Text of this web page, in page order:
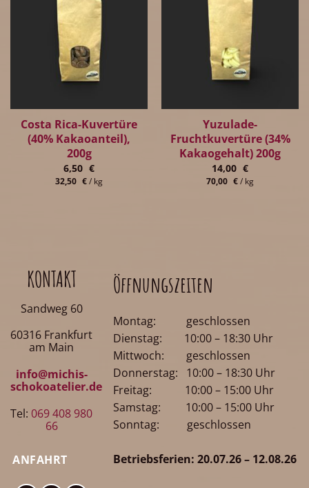
Costa Rica-Kuvertüre
(40% Kakaoanteil),
200g
6,50 €
32,50 €/ kg
Yuzulade-
Fruchtkuvertüre (34%
Kakaogehalt) 200g
14,00 €
70,00 €/ kg
KONTAKT
Sandweg 60
60316 Frankfurt
am Main
info@michis-
schokoatelier.de
Tel:069 408 980
66
ANFAHRT
Öffnungszeiten
Montag: geschlossen
Dienstag: 10:00 – 18:30 Uhr
Mittwoch: geschlossen
Donnerstag: 10:00 – 18:30 Uhr
Freitag: 10:00 – 15:00 Uhr
Samstag: 10:00 – 15:00 Uhr
Sonntag: geschlossen
Betriebsferien: 20.07.26 – 12.08.26